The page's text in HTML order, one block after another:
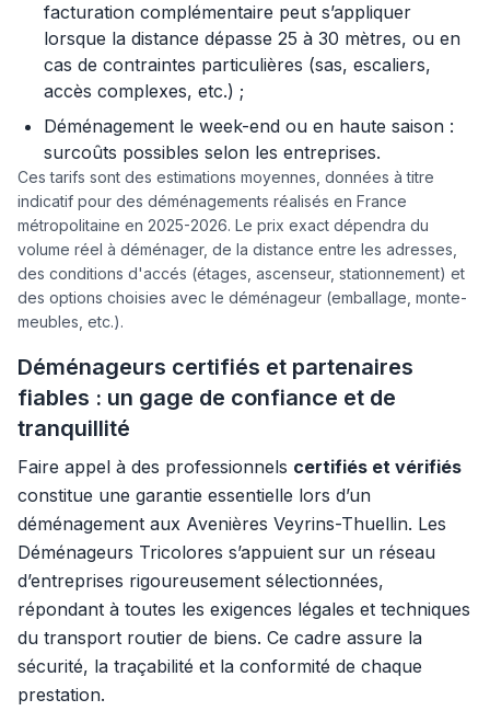
facturation complémentaire peut s’appliquer
lorsque la distance dépasse 25 à 30 mètres, ou en
cas de contraintes particulières (sas, escaliers,
accès complexes, etc.) ;
Déménagement le week-end ou en haute saison :
surcoûts possibles selon les entreprises.
Ces tarifs sont des estimations moyennes, données à titre
indicatif pour des déménagements réalisés en France
métropolitaine en 2025-2026. Le prix exact dépendra du
volume réel à déménager, de la distance entre les adresses,
des conditions d'accés (étages, ascenseur, stationnement) et
des options choisies avec le déménageur (emballage, monte-
meubles, etc.).
Déménageurs certifiés et partenaires
fiables : un gage de confiance et de
tranquillité
Faire appel à des professionnels certifiés et vérifiés
constitue une garantie essentielle lors d’un
déménagement aux Avenières Veyrins-Thuellin. Les
Déménageurs Tricolores s’appuient sur un réseau
d’entreprises rigoureusement sélectionnées,
répondant à toutes les exigences légales et techniques
du transport routier de biens. Ce cadre assure la
sécurité, la traçabilité et la conformité de chaque
prestation.